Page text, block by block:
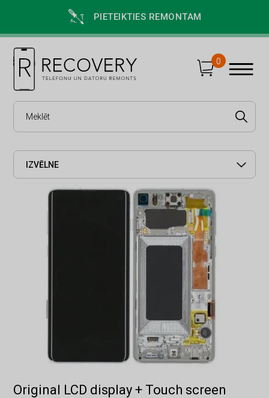
PIETEIKTIES REMONTAM
0
IZVĒLNE
Original LCD display + Touch screen